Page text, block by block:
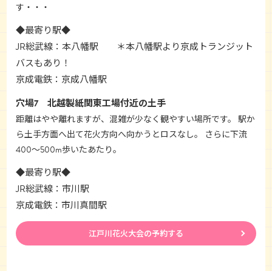
す・・・
◆最寄り駅◆
JR総武線：本八幡駅 ＊本八幡駅より京成トランジット
バスもあり！
京成電鉄：京成八幡駅
穴場7 北越製紙関東工場付近の土手
距離はやや離れますが、混雑が少なく観やすい場所です。 駅か
ら土手方面へ出て花火方向へ向かうとロスなし。 さらに下流
400～500m歩いたあたり。
◆最寄り駅◆
JR総武線：市川駅
京成電鉄：市川真間駅
江戸川花火大会の予約する